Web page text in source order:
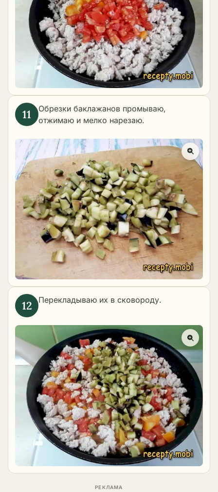
Обрезки баклажанов промываю,
отжимаю и мелко нарезаю.
Перекладываю их в сковороду.